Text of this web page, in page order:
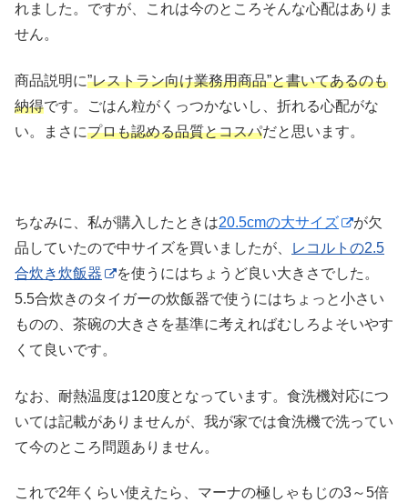
れました。ですが、これは今のところそんな心配はありま
せん。
商品説明に”レストラン向け業務用商品”と書いてあるのも
納得です。ごはん粒がくっつかないし、折れる心配がな
い。まさにプロも認める品質とコスパだと思います。
ちなみに、私が購入したときは20.5cmの大サイズ
が欠
品していたので中サイズを買いましたが、
レコルトの2.5
合炊き炊飯器
を使うにはちょうど良い大きさでした。
5.5合炊きのタイガーの炊飯器で使うにはちょっと小さい
ものの、茶碗の大きさを基準に考えればむしろよそいやす
くて良いです。
なお、耐熱温度は120度となっています。食洗機対応につ
いては記載がありませんが、我が家では食洗機で洗ってい
て今のところ問題ありません。
これで2年くらい使えたら、マーナの極しゃもじの3～5倍